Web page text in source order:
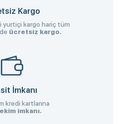
Kargo
yurtiçi kargo hariç tüm
ücretsiz kargo.
İmkanı
kredi kartlarına
imkanı.